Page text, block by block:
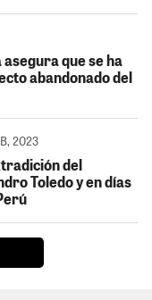
que se ha
abandonado del
2023
del
Toledo y en días